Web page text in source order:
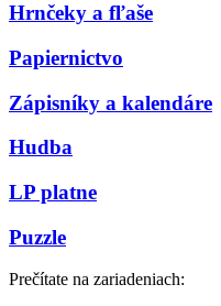
Hrnčeky a fľaše
Papiernictvo
Zápisníky a kalendáre
Hudba
LP platne
Puzzle
Prečítate na zariadeniach: